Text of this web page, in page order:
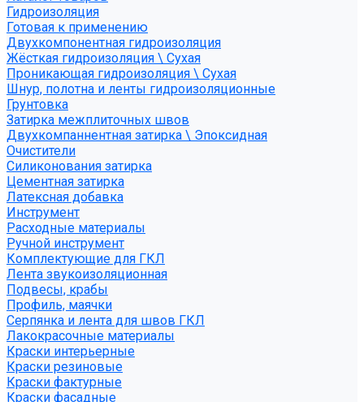
Гидроизоляция
Готовая к применению
Двухкомпонентная гидроизоляция
Жёсткая гидроизоляция \ Сухая
Проникающая гидроизоляция \ Сухая
Шнур, полотна и ленты гидроизоляционные
Грунтовка
Затирка межплиточных швов
Двухкомпаннентная затирка \ Эпоксидная
Очистители
Силиконования затирка
Цементная затирка
Латексная добавка
Инструмент
Расходные материалы
Ручной инструмент
Комплектующие для ГКЛ
Лента звукоизоляционная
Подвесы, крабы
Профиль, маячки
Серпянка и лента для швов ГКЛ
Лакокрасочные материалы
Краски интерьерные
Краски резиновые
Краски фактурные
Краски фасадные